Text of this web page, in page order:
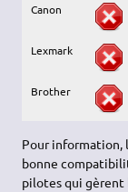
Canon
Lexmark
Brother
Pour information,
bonne
pilotes qui gèrent